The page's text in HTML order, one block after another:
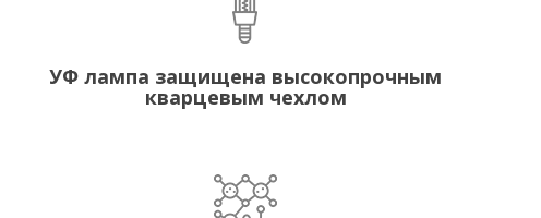
УФ лампа защищена высокопрочным
кварцевым чехлом